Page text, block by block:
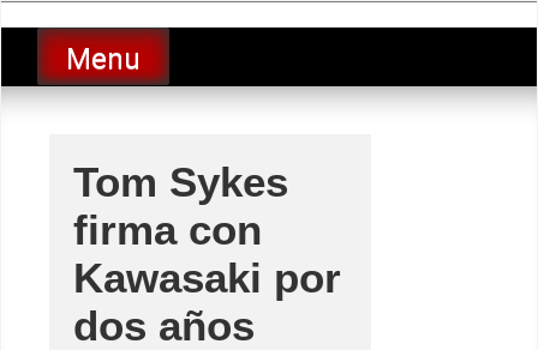
to
contentLucio Lopez GP
luciolopezgp
Menu
Tom Sykes
firma con
Kawasaki por
dos años